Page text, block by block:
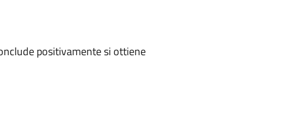
positivamente si ottiene